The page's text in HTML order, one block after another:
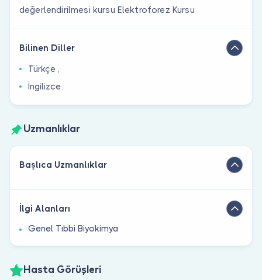
değerlendirilmesi kursu Elektroforez Kursu
Bilinen Diller
Türkçe ,
İngilizce
Uzmanlıklar
Başlıca Uzmanlıklar
İlgi Alanları
Genel Tıbbi Biyokimya
Hasta Görüşleri